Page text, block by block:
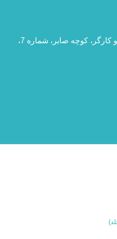
تهران، انقلاب، تقاطع جمهوری و کارگر، کوچه صابر، شماره 7،